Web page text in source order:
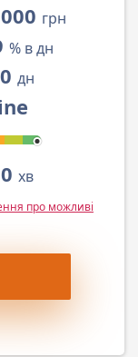
грн
% в дн
дн
хв
про можливі